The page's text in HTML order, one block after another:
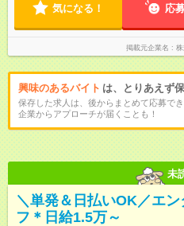
気になる！ 応
掲載元企業名
興味のあるバイト は、とりあえず
保存した求人は、後からまとめて応募でき
企業からアプローチが届くことも！
未
＼単発＆日払いOK／エ
フ＊日給1.5万～